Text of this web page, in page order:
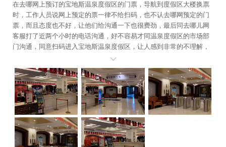
在去哪网上预订的宝地斯温泉度假区的门票，导航到度假区大楼换票
时，工作人员说网上预定的票一律不给扫码，也不认去哪网预定的门
票，而且态度也不好，让他们给沟通一下也很费劲，最后同去哪儿网
客服打了近两个小时的电话沟通，好不容易才同温泉度假区的市场部
门沟通，同意扫码进入宝地斯温泉度假区，让人感到非常的不理解，
既然和去哪网合作又不认去哪网预定的门票，你何必和网站合作呢？
